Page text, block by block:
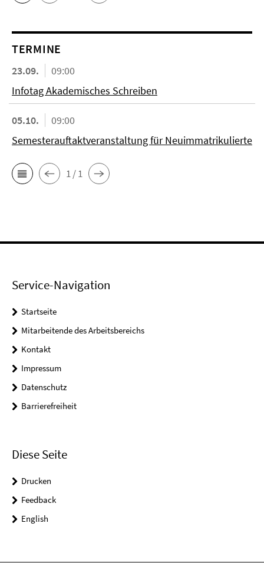
TERMINE
23.09.
09:00
Infotag Akademisches Schreiben
05.10.
09:00
Semesterauftaktveranstaltung für Neuimmatrikulierte
1 / 1
Service-Navigation
Startseite
Mitarbeitende des Arbeitsbereichs
Kontakt
Impressum
Datenschutz
Barrierefreiheit
Diese Seite
Drucken
Feedback
English